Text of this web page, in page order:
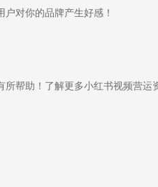
对你的品牌产生好感！
帮助！了解更多小红书视频营运